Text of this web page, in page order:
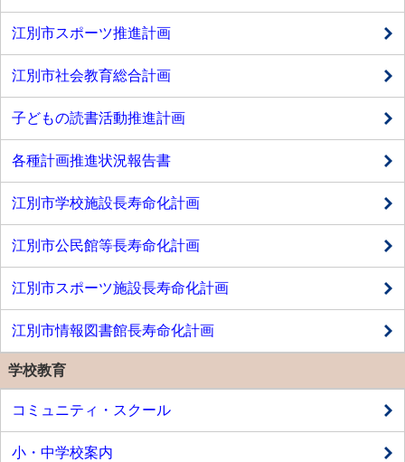
江別市スポーツ推進計画
江別市社会教育総合計画
子どもの読書活動推進計画
各種計画推進状況報告書
江別市学校施設長寿命化計画
江別市公民館等長寿命化計画
江別市スポーツ施設長寿命化計画
江別市情報図書館長寿命化計画
学校教育
コミュニティ・スクール
小・中学校案内